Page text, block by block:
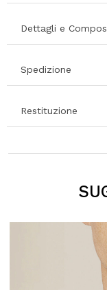
Dettagli e
Spedizione
Restituzione